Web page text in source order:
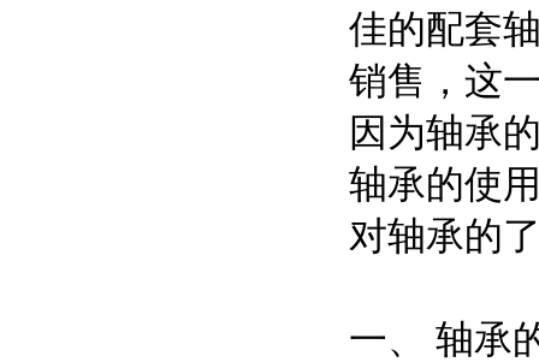
佳的配套
销售，这
因为轴承
轴承的使
对轴承的
一、 轴承